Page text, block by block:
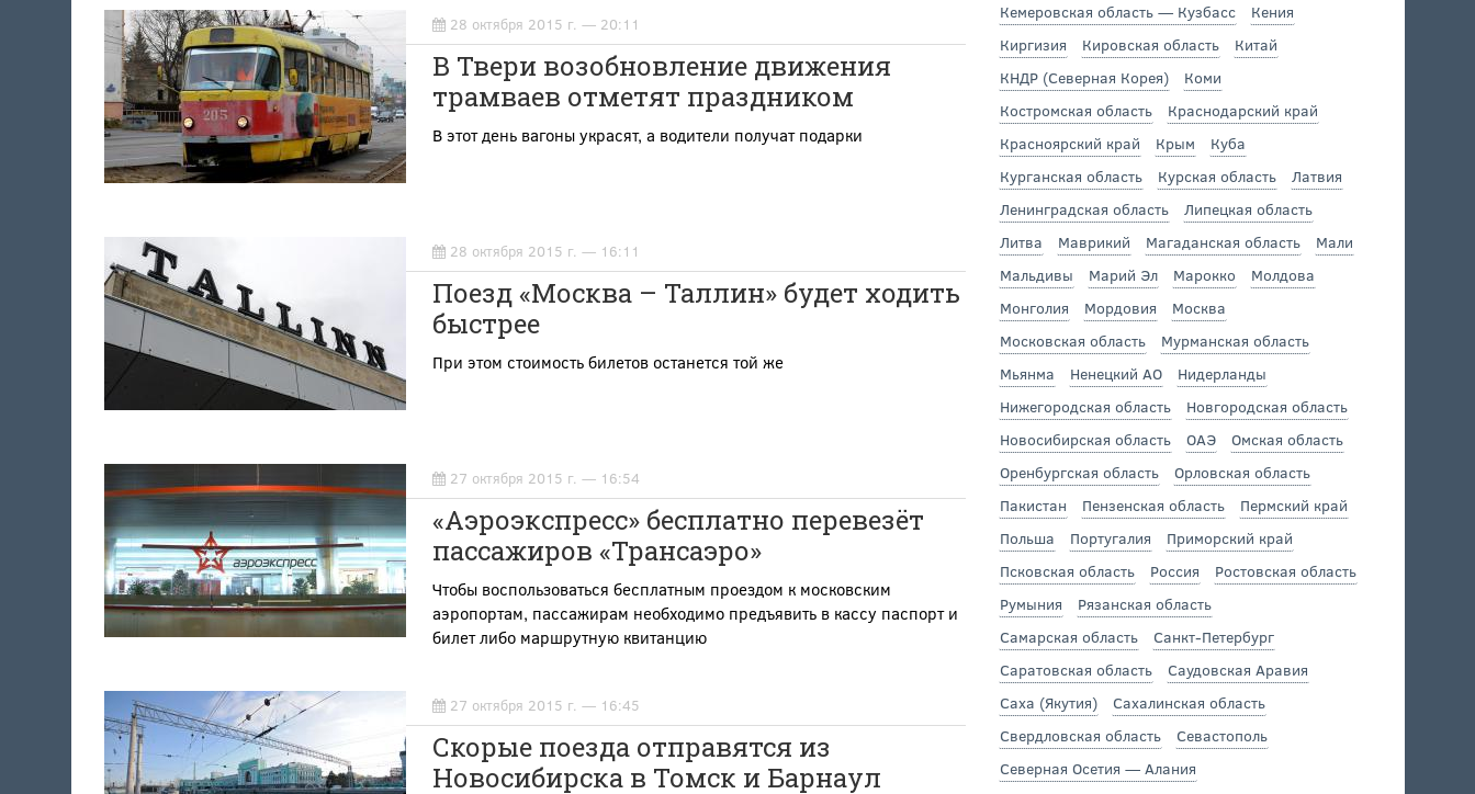
28 октября 2015 г. — 20:11
В Твери возобновление движения
трамваев отметят праздником
В этот день вагоны украсят, а водители получат подарки
28 октября 2015 г. — 16:11
Поезд «Москва – Таллин» будет ходить
быстрее
При этом стоимость билетов останется той же
27 октября 2015 г. — 16:54
«Аэроэкспресс» бесплатно перевезёт
пассажиров «Трансаэро»
Чтобы воспользоваться бесплатным проездом к московским
аэропортам, пассажирам необходимо предъявить в кассу паспорт и
билет либо маршрутную квитанцию
27 октября 2015 г. — 16:45
Скорые поезда отправятся из
Новосибирска в Томск и Барнаул
Кемеровская область — Кузбасс
Кения
Киргизия
Кировская область
Китай
КНДР (Северная Корея)
Коми
Костромская область
Краснодарский край
Красноярский край
Крым
Куба
Курганская область
Курская область
Латвия
Ленинградская область
Липецкая область
Литва
Маврикий Магаданская область
Мали
Мальдивы
Марий Эл Марокко
Молдова
Монголия
Мордовия
Москва
Московская область
Мурманская область
Мьянма
Ненецкий АО
Нидерланды
Нижегородская область
Новгородская область
Новосибирская область
ОАЭ
Омская область
Оренбургская область
Орловская область
Пакистан
Пензенская область
Пермский край
Польша
Португалия
Приморский край
Псковская область
Россия
Ростовская область
Румыния
Рязанская область
Самарская область
Санкт-Петербург
Саратовская область
Саудовская Аравия
Саха (Якутия)
Сахалинская область
Свердловская область
Севастополь
Северная Осетия — Алания